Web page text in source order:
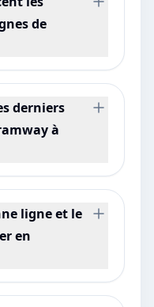
de
derniers
à
ligne et le
en